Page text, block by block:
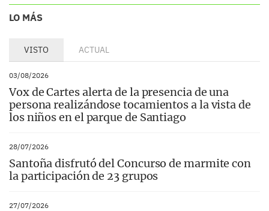
LO MÁS
VISTO ACTUAL
03/08/2026
Vox de Cartes alerta de la presencia de una
persona realizándose tocamientos a la vista de
los niños en el parque de Santiago
28/07/2026
Santoña disfrutó del Concurso de marmite con
la participación de 23 grupos
27/07/2026